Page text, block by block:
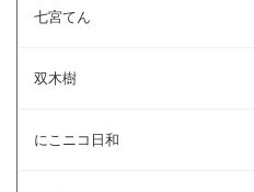
七宮てん
双木樹
にこニコ日和